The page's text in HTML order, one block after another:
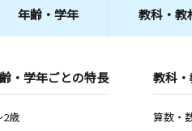
年齢・学年 教科・教
・学年ごとの特長
2歳
教科
算数・